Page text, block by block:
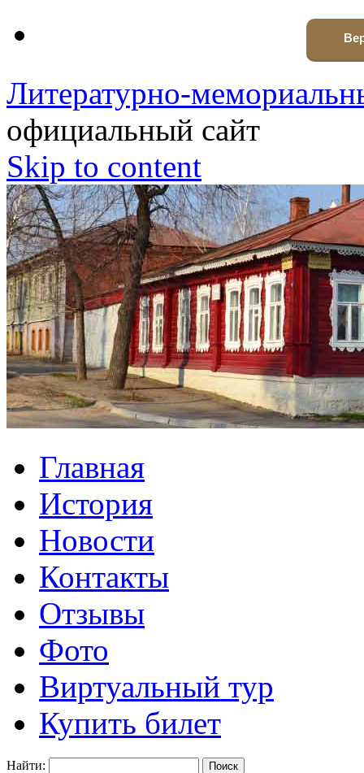
Литературно-
официальный сайт
Skip to content
Главная
История
Новости
Контакты
Отзывы
Фото
Виртуальный тур
Купить билет
Найти: